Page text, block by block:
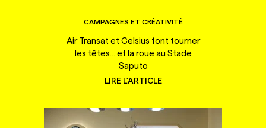
CAMPAGNES ET CRÉATIVITÉ
Air Transat et Celsius font tourner
les têtes... et la roue au Stade
Saputo
LIRE L'ARTICLE